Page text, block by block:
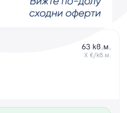
63 кв.м.
X €/кв.м.